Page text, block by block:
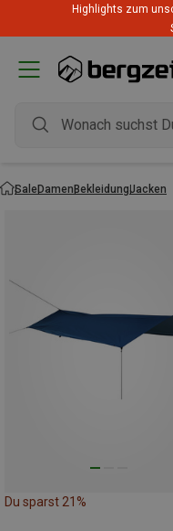
Highlights zum
SaleDamenBekleidungJacken
Du sparst 21%